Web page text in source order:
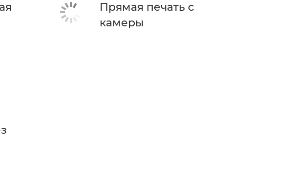
Прямая печать с
камеры